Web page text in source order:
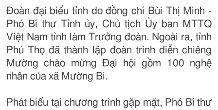
Đoàn đại biểu tỉnh do đồng chí Bùi Thị Minh -
Phó Bí thư Tỉnh ủy, Chủ tịch Ủy ban MTTQ
Việt Nam tỉnh làm Trưởng đoàn. Ngoài ra, tỉnh
Phú Thọ đã thành lập đoàn trình diễn chiêng
Mường chào mừng Đại hội gồm 100 nghệ
nhân của xã Mường Bi.
Phát biểu tại chương trình gặp mặt, Phó Bí thư